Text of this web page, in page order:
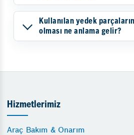
Kullanılan yedek
olması ne anlama gelir?
Hizmetlerimiz
Araç Bakım & Onarım